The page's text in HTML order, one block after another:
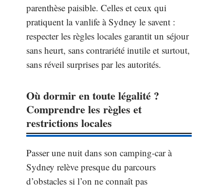
parenthèse paisible. Celles et ceux qui
pratiquent la vanlife à Sydney le savent :
respecter les règles locales garantit un séjour
sans heurt, sans contrariété inutile et surtout,
sans réveil surprises par les autorités.
Où dormir en toute légalité ?
Comprendre les règles et
restrictions locales
Passer une nuit dans son camping-car à
Sydney relève presque du parcours
d’obstacles si l’on ne connaît pas